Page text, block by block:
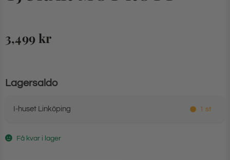
3,499kr
Lagersaldo
I-huset Linköping 1 st
Få kvar i lager